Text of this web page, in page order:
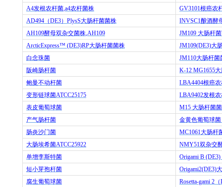
A4发根农杆菌 ,a4农杆菌株 GV3101根癌农
AD494 （DE3） PlysS大肠杆菌菌株 INVSC1酿酒酵
AH109酵母双杂交菌株 ,AH109 JM109 大肠杆
ArcticExpress™ (DE3)RP大肠杆菌菌株 JM109(DE3)大
白念珠菌
JM110大肠杆菌
阪崎肠杆菌
K-12 MG1655
鲍曼不动杆菌
LBA4404根癌
变形链球菌ATCC25175 LBA9402发根
表皮葡萄球菌
M15 大肠杆菌
产气肠杆菌
金黄色葡萄球菌
肠炎沙门菌
MC1061大肠杆
大肠埃希菌ATCC25922 NMY51双杂交
单增李斯特菌
Origami B (DE3)
短小芽孢杆菌
Origami2(DE3)
腐生葡萄球菌
Rosetta-gami 2 （